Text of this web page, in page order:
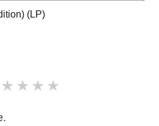
(LP)